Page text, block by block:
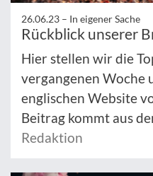
26.06.23 – In eigener Sache
Rückblick unserer
Hier stellen wir die
vergangenen Woche
englischen Website
Beitrag kommt aus
Redaktion